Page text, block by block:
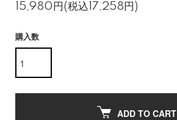
15,980円(税込17,258円)
購入数
ADD TO CART